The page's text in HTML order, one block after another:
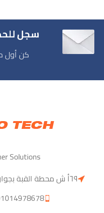
سجل
كن أول
Solutions
٦٩أ ش محطة القبة بجوار بريد سراي القبه مصر الجديده
- 01156007679